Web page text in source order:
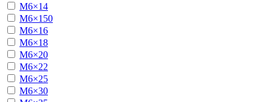
М6×14
М6×150
М6×16
М6×18
М6×20
М6×22
М6×25
М6×30